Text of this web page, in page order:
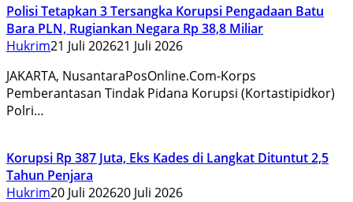
Polisi Tetapkan 3 Tersangka Korupsi Pengadaan Batu
Bara PLN, Rugiankan Negara Rp 38,8 Miliar
Hukrim21 Juli 202621 Juli 2026
JAKARTA, NusantaraPosOnline.Com-Korps
Pemberantasan Tindak Pidana Korupsi (Kortastipidkor)
Polri…
Korupsi Rp 387 Juta, Eks Kades di Langkat Dituntut 2,5
Tahun Penjara
Hukrim20 Juli 202620 Juli 2026